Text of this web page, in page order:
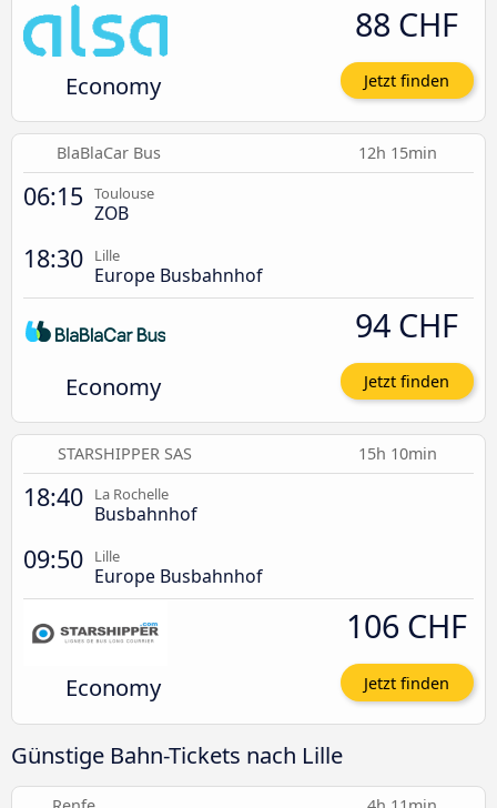
Economy
88 CHF
Jetzt finden
BlaBlaCar Bus 12h 15min
06:15 Toulouse
ZOB
18:30 Lille
Europe Busbahnhof
Economy
94 CHF
Jetzt finden
STARSHIPPER SAS 15h 10min
18:40 La Rochelle
Busbahnhof
09:50 Lille
Europe Busbahnhof
Economy
106 CHF
Jetzt finden
Günstige Bahn-Tickets nach Lille